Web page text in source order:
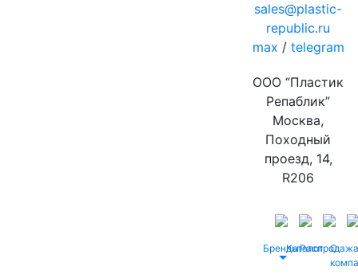
sales@plastic-
republic.ru
max / telegram
ООО “Пластик
Репаблик”
Москва,
Походный
проезд, 14,
R206
БрендыКаталог
Распродажа
О